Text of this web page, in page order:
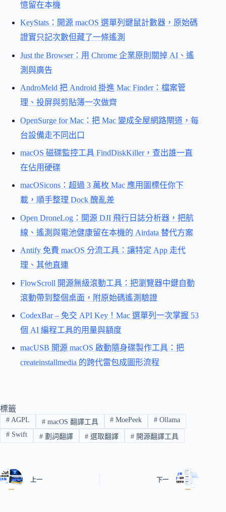
憶留在本機
KeyStats：開源 macOS 選單列鍵鼠計數器，原始碼
證實只記次數但藏了一條遙測
Just the Browser：用 Chrome 企業原則關掉 AI、遙
測與廣告
AndroMeld 把 Android 掛進 Mac Finder：檔案管
理、投屏與剪貼簿一次做齊
OpenSurge for Mac：把 Mac 變成全屋網路閘道，每
台設備走不同出口
macOS 磁碟監控工具 FindDiskKiller，查出誰一直
在佔用硬碟
macOSicons：超過 3 萬枚 Mac 應用圖標任你下
載，順手整理 Dock 醜亂差
Open DroneLog：開源 DJI 飛行日誌分析器，把航
線、遙測與電池健康留在本機的 Airdata 替代方案
Antify 免費 macOS 分流工具：讓特定 App 走代
理、其他直連
FlowScroll 開源無級滾動工具：把瀏覽器中鍵自動
滾動帶到整個桌面，附原始碼遙測驗證
CodexBar – 免交 API Key！Mac 選單列一次掌握 53
個 AI 編程工具的用量與額度
macUSB 開源 macOS 啟動隨身碟製作工具：把
createinstallmedia 的跨代雷包成圖形流程
標籤
#AGPL #macOS 翻譯工具 # MoePeek # Ollama
#Swift #劃詞翻譯 # 選取翻譯 # 開源翻譯工具
上一 下一